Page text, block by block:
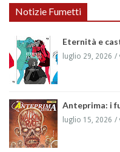
Notizie Fumetti
Eternità e
luglio 29, 2026
Anteprima: i
luglio 15, 2026